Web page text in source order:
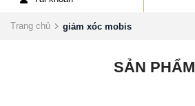
Trang chủ giảm xóc mobis
SẢN PHẨM